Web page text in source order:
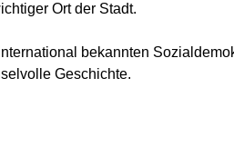
Ort der Stadt.
bekannten
Geschichte.